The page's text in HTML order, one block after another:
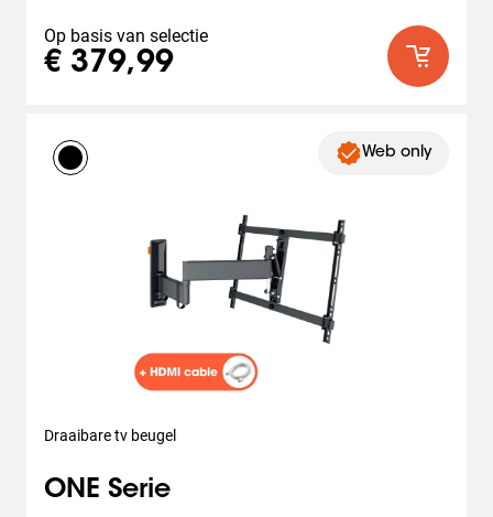
Op basis van selectie
€ 379,99
Web only
Draaibare tv beugel
ONE Serie